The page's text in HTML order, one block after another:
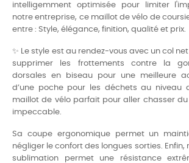
intelligemment optimisée pour limiter
notre entreprise, ce maillot de vélo de
entre : Style, élégance, finition, qualité et prix.
✨ Le style est au rendez-vous avec un col
supprimer les frottements contre la
dorsales en biseau pour une meilleure
d’une poche pour les déchets au niveau
maillot de vélo parfait pour aller chasser du
impeccable.
Sa coupe ergonomique permet un
négliger le confort des longues sorties.
sublimation permet une résistance